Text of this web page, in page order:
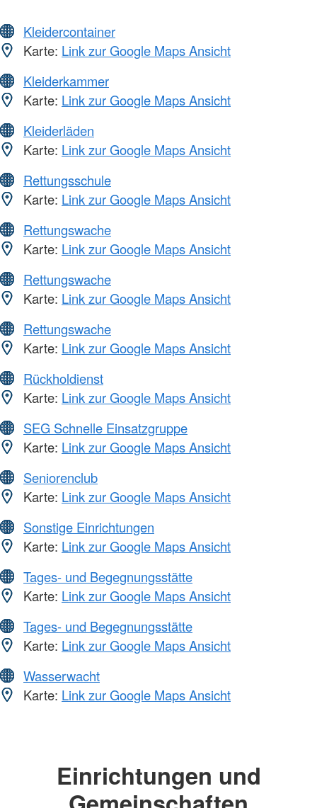
Kleidercontainer
Karte: Link zur Google Maps Ansicht
Kleiderkammer
Karte: Link zur Google Maps Ansicht
Kleiderläden
Karte: Link zur Google Maps Ansicht
Rettungsschule
Karte: Link zur Google Maps Ansicht
Rettungswache
Karte: Link zur Google Maps Ansicht
Rettungswache
Karte: Link zur Google Maps Ansicht
Rettungswache
Karte: Link zur Google Maps Ansicht
Rückholdienst
Karte: Link zur Google Maps Ansicht
SEG Schnelle Einsatzgruppe
Karte: Link zur Google Maps Ansicht
Seniorenclub
Karte: Link zur Google Maps Ansicht
Sonstige Einrichtungen
Karte: Link zur Google Maps Ansicht
Tages- und Begegnungsstätte
Karte: Link zur Google Maps Ansicht
Tages- und Begegnungsstätte
Karte: Link zur Google Maps Ansicht
Wasserwacht
Karte: Link zur Google Maps Ansicht
Einrichtungen und